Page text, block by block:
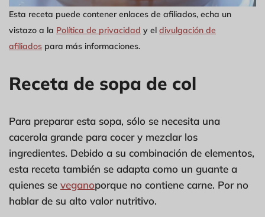
Esta receta puede contener enlaces de afiliados, echa un
vistazo a la Política de privacidad y el divulgación de
afiliados para más informaciones.
Receta de sopa de col
Para preparar esta sopa, sólo se necesita una
cacerola grande para cocer y mezclar los
ingredientes. Debido a su combinación de elementos,
esta receta también se adapta como un guante a
quienes se veganoporque no contiene carne. Por no
hablar de su alto valor nutritivo.